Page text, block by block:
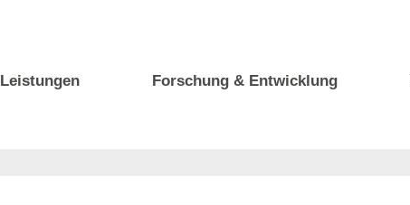
Leistungen Forschung & Entwicklung